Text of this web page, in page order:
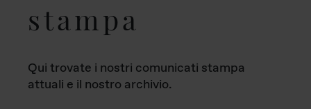
stampa
Qui trovate i nostri comunicati stampa
attuali e il nostro archivio.